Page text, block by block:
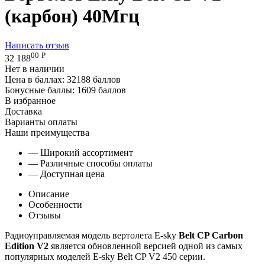
(карбон) 40Мгц
Написать отзыв
32 18800 Р
Нет в наличии
Цена в баллах: 32188 баллов
Бонусные баллы: 1609 баллов
В избранное
Доставка
Варианты оплаты
Наши преимущества
— Широкий ассортимент
— Различные способы оплаты
— Доступная цена
Описание
Особенности
Отзывы
Радиоуправляемая модель вертолета E-sky Belt CP Carbon
Edition V2 является обновленной версией одной из самых
популярных моделей E-sky Belt CP V2 450 серии.